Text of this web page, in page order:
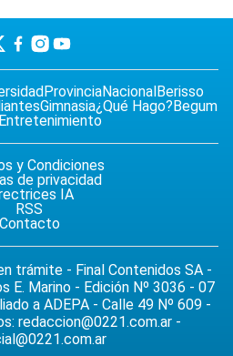
ProvinciaNacionalBerisso
Gimnasia¿Qué Hago?Begum
y Condiciones
de privacidad
IA
RSS
Contacto
trámite - Final Contenidos SA -
E. Marino - Edición Nº 3036 - 07
a ADEPA - Calle 49 Nº 609 -
redaccion@0221.com.ar -